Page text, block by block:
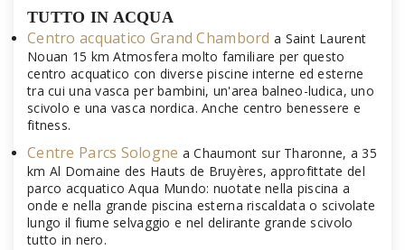
TUTTO IN ACQUA
Centro acquatico Grand Chambord a Saint Laurent
Nouan 15 km Atmosfera molto familiare per questo
centro acquatico con diverse piscine interne ed esterne
tra cui una vasca per bambini, un'area balneo-ludica, uno
scivolo e una vasca nordica. Anche centro benessere e
fitness.
Centre Parcs Sologne a Chaumont sur Tharonne, a 35
km Al Domaine des Hauts de Bruyères, approfittate del
parco acquatico Aqua Mundo: nuotate nella piscina a
onde e nella grande piscina esterna riscaldata o scivolate
lungo il fiume selvaggio e nel delirante grande scivolo
tutto in nero.